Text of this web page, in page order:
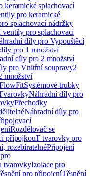
keramické splachovací
pro keramické
splachovací nádržky
pro splachovací
díly pro Vypouštěcí
pro 1 množství
díly pro 2 množství
pro Vnitřní soupravy2
množství
Systémové trubky
Náhradní díly pro
Přechodky
Náhradní díly pro
Rozdělovač se
přípojkouT tvarovky pro
rozebíratelnéPřipojení
tvarovkyIzolace pro
pro připojeníTěsnění